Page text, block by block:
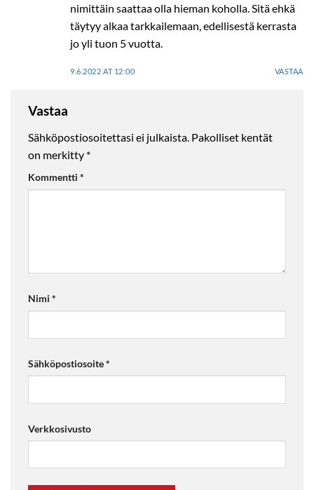
nimittäin saattaa olla hieman koholla. Sitä ehkä
täytyy alkaa tarkkailemaan, edellisestä kerrasta
jo yli tuon 5 vuotta.
9.6.2022 AT 12:00 VASTAA
Vastaa
Sähköpostiosoitettasi ei julkaista. Pakolliset kentät
on merkitty *
Kommentti *
Nimi *
Sähköpostiosoite*
Verkkosivusto